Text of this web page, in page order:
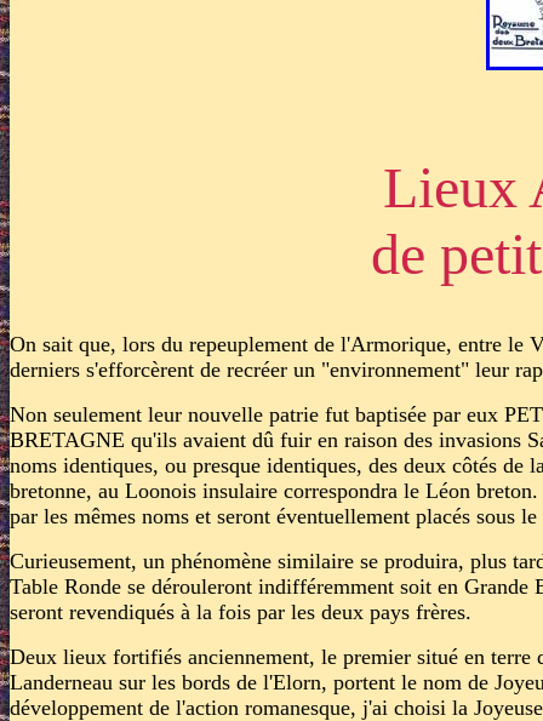
Lieux
de
On sait que, lors du repeuplement de l'Armorique, entre le
derniers s'efforcèrent de recréer un "environnement" leur
Non seulement leur nouvelle patrie fut baptisée par eux
BRETAGNE qu'ils avaient dû fuir en raison des invasions
noms identiques, ou presque identiques, des deux côtés
bretonne, au Loonois insulaire correspondra le Léon
par les mêmes noms et seront éventuellement placés sous
Curieusement, un phénomène similaire se produira, plus
Table Ronde se dérouleront indifféremment soit en
seront revendiqués à la fois par les deux pays frères.
Deux lieux fortifiés anciennement, le premier situé en terre
Landerneau sur les bords de l'Elorn, portent le nom de
développement de l'action romanesque, j'ai choisi la